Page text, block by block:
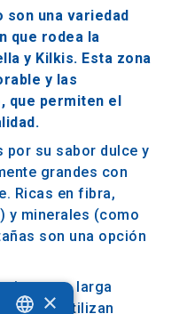
son una variedad
que rodea la
y Kilkis. Esta zona
y las
que permiten el
por su sabor dulce y
grandes con
Ricas en fibra,
y minerales (como
son una opción
tiene una larga
que utilizan
×